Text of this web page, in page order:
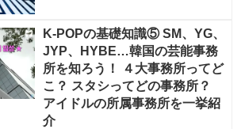
K-POPの基礎知識⑤ SM、YG、
JYP、HYBE…韓国の芸能事務
所を知ろう！ ４大事務所ってど
こ？ スタシってどの事務所？
アイドルの所属事務所を一挙紹
介